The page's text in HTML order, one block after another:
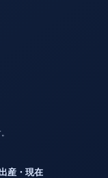
産・現在